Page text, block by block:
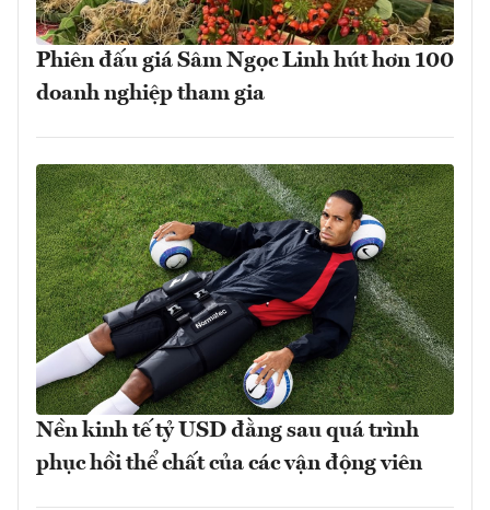
Phiên đấu giá Sâm Ngọc Linh hút hơn 100
doanh nghiệp tham gia
Nền kinh tế tỷ USD đằng sau quá trình
phục hồi thể chất của các vận động viên